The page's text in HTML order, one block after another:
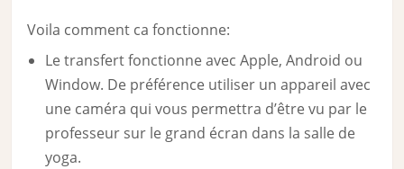
Voila comment ca fonctionne:
Le transfert fonctionne avec Apple, Android ou
Window. De préférence utiliser un appareil avec
une caméra qui vous permettra d’être vu par le
professeur sur le grand écran dans la salle de
yoga.